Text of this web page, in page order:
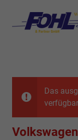
Das
Volkswagen